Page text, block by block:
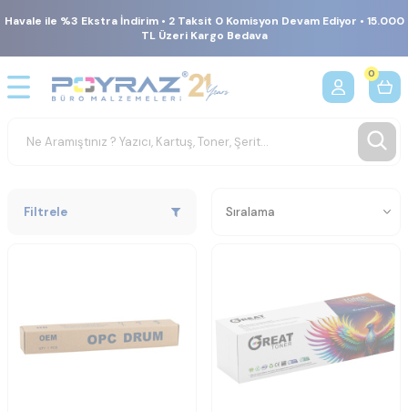
Havale ile %3 Ekstra İndirim • 2 Taksit 0 Komisyon Devam Ediyor • 15.000
TL Üzeri Kargo Bedava
0
Filtrele